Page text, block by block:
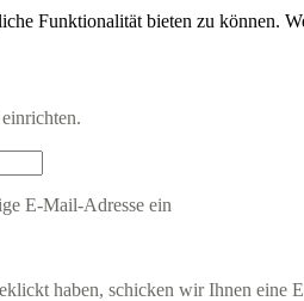
Funktionalität bieten zu können.
E-Mail-Adresse ein
haben, schicken wir Ihnen eine